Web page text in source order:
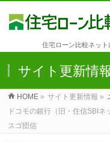
住宅ローン比較ネット
サイト更新情
HOME » サイト更新情報 »
ドコモの銀行（旧・住信SBI
スゴ団信